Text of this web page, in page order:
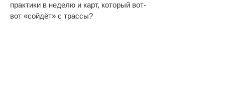
практики в неделю и карт, который вот-
вот «сойдёт» с трассы?